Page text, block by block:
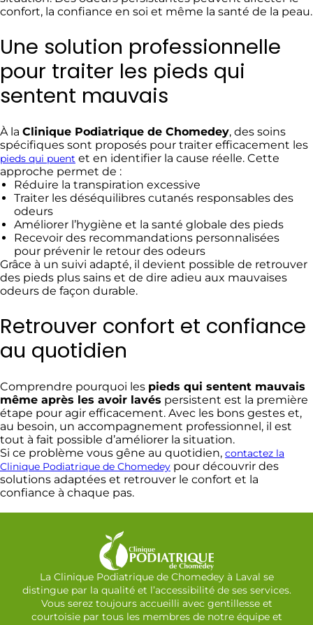
confort, la confiance en soi et même la santé de la peau.
Une solution professionnelle
pour traiter les pieds qui
sentent mauvais
À la Clinique Podiatrique de Chomedey, des soins
spécifiques sont proposés pour traiter efficacement les
pieds qui puent et en identifier la cause réelle. Cette
approche permet de :
Réduire la transpiration excessive
Traiter les déséquilibres cutanés responsables des
odeurs
Améliorer l’hygiène et la santé globale des pieds
Recevoir des recommandations personnalisées
pour prévenir le retour des odeurs
Grâce à un suivi adapté, il devient possible de retrouver
des pieds plus sains et de dire adieu aux mauvaises
odeurs de façon durable.
Retrouver confort et confiance
au quotidien
Comprendre pourquoi les pieds qui sentent mauvais
même après les avoir lavés persistent est la première
étape pour agir efficacement. Avec les bons gestes et,
au besoin, un accompagnement professionnel, il est
tout à fait possible d’améliorer la situation.
Si ce problème vous gêne au quotidien, contactez la
Clinique Podiatrique de Chomedey pour découvrir des
solutions adaptées et retrouver le confort et la
confiance à chaque pas.
La Clinique Podiatrique de Chomedey à Laval se
distingue par la qualité et l’accessibilité de ses services.
Vous serez toujours accueilli avec gentillesse et
courtoisie par tous les membres de notre équipe et